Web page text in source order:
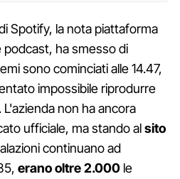
Spotify, la nota piattaforma
podcast, ha smesso di
sono cominciati alle 14.47,
impossibile riprodurre
non ha ancora
ufficiale, ma stando alsito
continuano ad
erano oltre 2.000 le